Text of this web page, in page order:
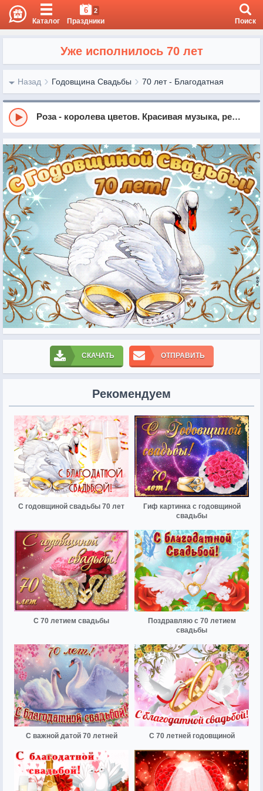
Каталог
6 2
Праздники Поиск
Уже исполнилось 70 лет
Назад Годовщина Свадьбы 70 лет - Благодатная
Роза - королева цветов. Красивая музыка, релакс, саксофон
СКАЧАТЬ ОТПРАВИТЬ
Рекомендуем
С годовщиной свадьбы 70 лет
Гиф картинка с годовщиной
свадьбы
С 70 летием свадьбы
Поздравляю с 70 летием
свадьбы
С важной датой 70 летней С 70 летней годовщиной